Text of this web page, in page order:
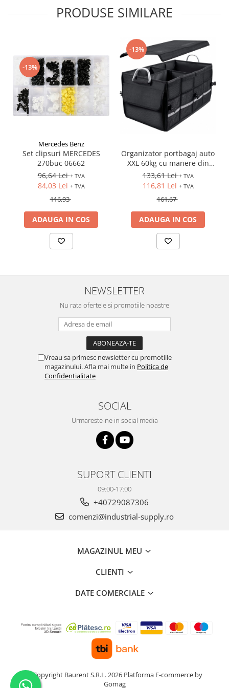
PRODUSE SIMILARE
-13%
Mercedes Benz
Set clipsuri MERCEDES
270buc 06662
96,64 Lei+ TVA
84,03 Lei + TVA
116,93
ADAUGA IN COS
-13%
Organizator portbagaj auto
XXL 60kg cu manere din
aluminiu
133,61 Lei+ TVA
116,81 Lei + TVA
161,67
ADAUGA IN COS
NEWSLETTER
Nu rata ofertele si promotiile noastre
Vreau sa primesc newsletter cu promotiile
magazinului. Afla mai multe in Politica de
Confidentialitate
SOCIAL
Urmareste-ne in social media
SUPORT CLIENTI
09:00-17:00
+40729087306
comenzi@industrial-supply.ro
MAGAZINUL MEU
CLIENTI
DATE COMERCIALE
©Copyright Baurent S.R.L. 2026 Platforma E-commerce by
Gomag